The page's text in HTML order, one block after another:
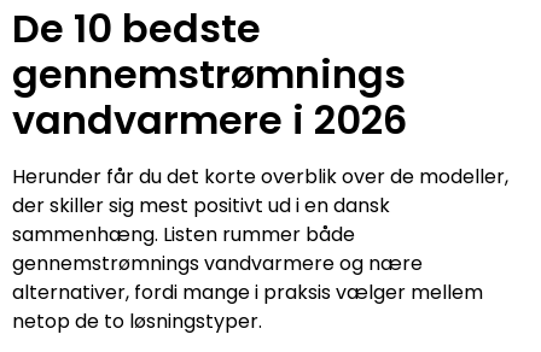
De 10 bedste
gennemstrømnings
vandvarmere i 2026
Herunder får du det korte overblik over de modeller,
der skiller sig mest positivt ud i en dansk
sammenhæng. Listen rummer både
gennemstrømnings vandvarmere og nære
alternativer, fordi mange i praksis vælger mellem
netop de to løsningstyper.